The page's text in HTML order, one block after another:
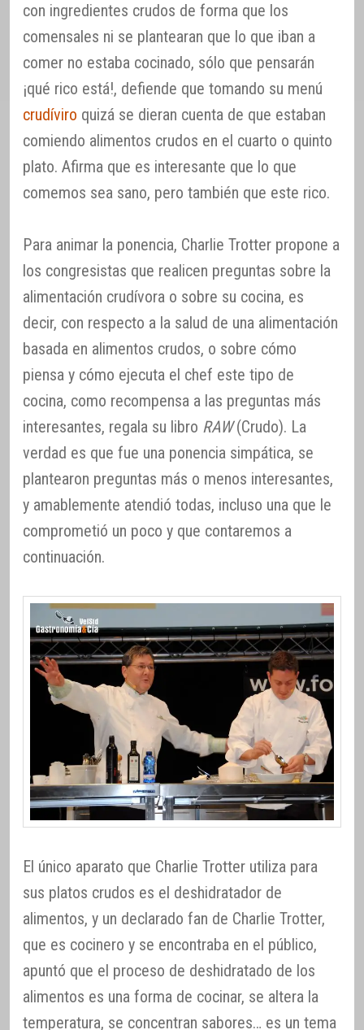
con ingredientes crudos de forma que los
comensales ni se plantearan que lo que iban a
comer no estaba cocinado, sólo que pensarán
¡qué rico está!, defiende que tomando su menú
crudíviro quizá se dieran cuenta de que estaban
comiendo alimentos crudos en el cuarto o quinto
plato. Afirma que es interesante que lo que
comemos sea sano, pero también que este rico.
Para animar la ponencia, Charlie Trotter propone a
los congresistas que realicen preguntas sobre la
alimentación crudívora o sobre su cocina, es
decir, con respecto a la salud de una alimentación
basada en alimentos crudos, o sobre cómo
piensa y cómo ejecuta el chef este tipo de
cocina, como recompensa a las preguntas más
interesantes, regala su libro RAW(Crudo). La
verdad es que fue una ponencia simpática, se
plantearon preguntas más o menos interesantes,
y amablemente atendió todas, incluso una que le
comprometió un poco y que contaremos a
continuación.
El único aparato que Charlie Trotter utiliza para
sus platos crudos es el deshidratador de
alimentos, y un declarado fan de Charlie Trotter,
que es cocinero y se encontraba en el público,
apuntó que el proceso de deshidratado de los
alimentos es una forma de cocinar, se altera la
temperatura, se concentran sabores… es un tema